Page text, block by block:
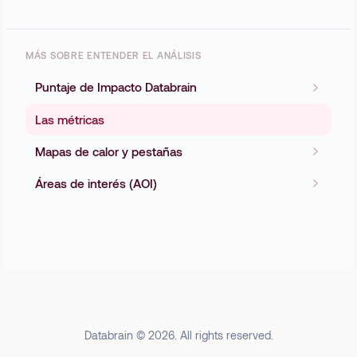
MÁS SOBRE ENTENDER EL ANÁLISIS
Puntaje de Impacto Databrain
Las métricas
Mapas de calor y pestañas
Áreas de interés (AOI)
Databrain © 2026. All rights reserved.